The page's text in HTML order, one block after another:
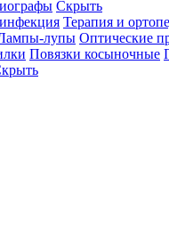
Скрыть
Терапия и
лупы Оптические
Повязки косыночные